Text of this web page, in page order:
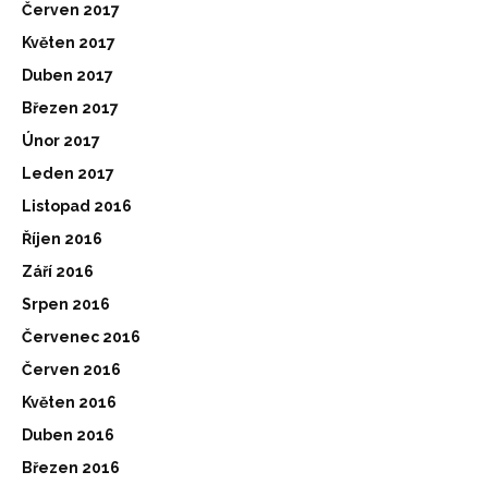
Červen 2017
Květen 2017
Duben 2017
Březen 2017
Únor 2017
Leden 2017
Listopad 2016
Říjen 2016
Září 2016
Srpen 2016
Červenec 2016
Červen 2016
Květen 2016
Duben 2016
Březen 2016